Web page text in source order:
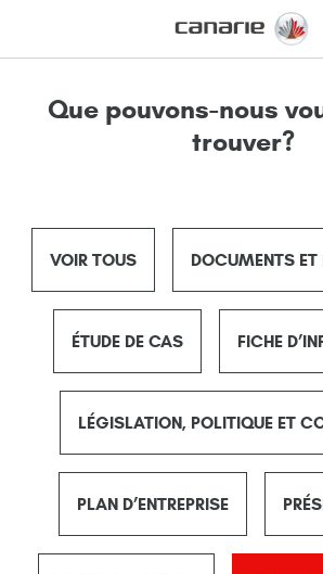
Que pouvons-nous
trouver?
VOIR TOUS DOCUMENTS
ÉTUDE DE CAS FICHE
LÉGISLATION, POLITIQUE ET
PLAN D’ENTREPRISE